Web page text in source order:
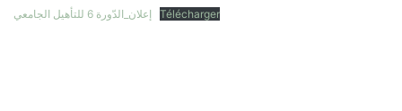
إعلان_الدّورة 6 للتأهيل الجامعي Télécharger